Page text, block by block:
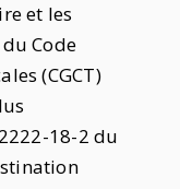
et les
Code
(CGCT)
18-2 du